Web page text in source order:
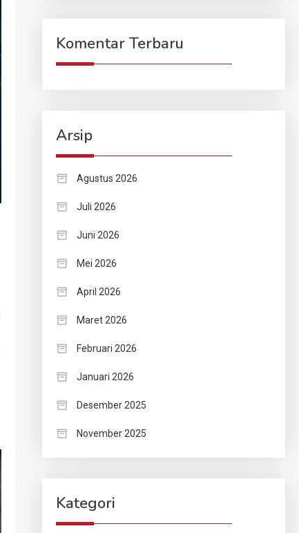
Komentar Terbaru
Arsip
Agustus 2026
Juli 2026
Juni 2026
Mei 2026
April 2026
Maret 2026
Februari 2026
Januari 2026
Desember 2025
November 2025
Kategori